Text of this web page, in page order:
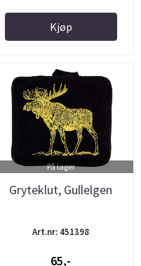
Kjøp
På lager
Gryteklut, Gullelgen
Art.nr: 451398
65,-